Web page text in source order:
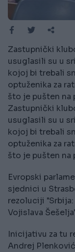
Zastupnički
usuglasili su u
kojoj bi trebali
optuženika za
što je pušten na
Zastupnički
usuglasili su u
kojoj bi trebali
optuženika za
što je pušten na
Evropski
sjednici u
rezoluciji
Vojislava
Inicijativu za tu
Andrej